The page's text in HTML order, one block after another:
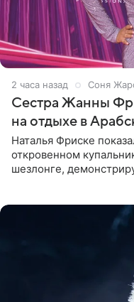
2 часа назад Соня
Сестра Жанны
на отдыхе в
Наталья Фриске
откровенном
шезлонге,